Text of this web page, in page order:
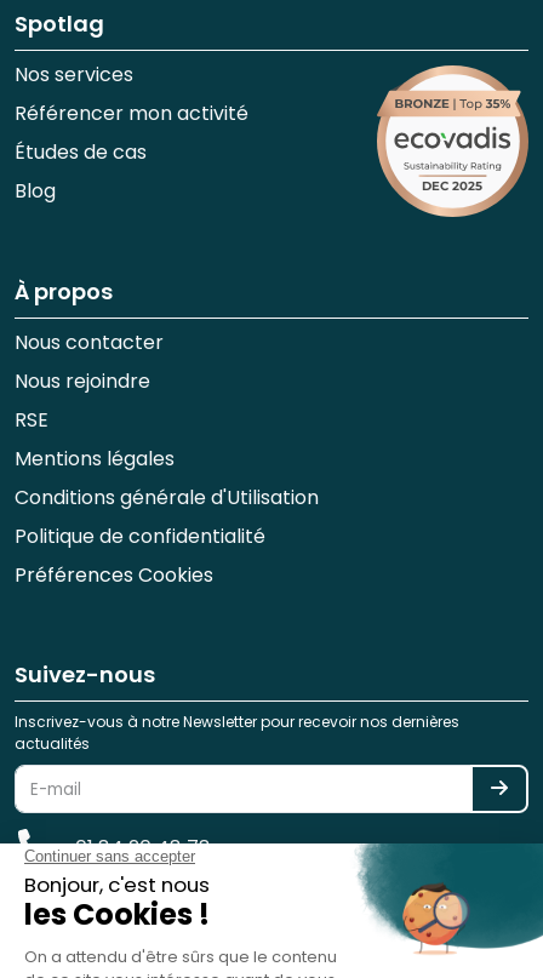
Spotlag
Nos services
Référencer mon activité
Études de cas
Blog
À propos
Nous contacter
Nous rejoindre
RSE
Mentions légales
Conditions générale d'Utilisation
Politique de confidentialité
Préférences Cookies
Suivez-nous
Inscrivez-vous à notre Newsletter pour recevoir nos dernières
actualités
01 84 20 48 78
reservation@spotlag.com